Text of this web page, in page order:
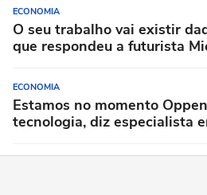
ECONOMIA
O seu trabalho vai existir
que respondeu a futurista
ECONOMIA
Estamos no momento
tecnologia, diz especialista